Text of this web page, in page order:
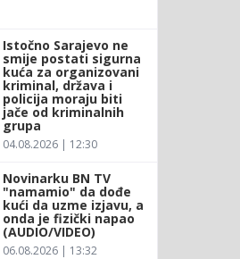
Istočno Sarajevo ne
smije postati sigurna
kuća za organizovani
kriminal, država i
policija moraju biti
jače od kriminalnih
grupa
04.08.2026 | 12:30
Novinarku BN TV
"namamio" da dođe
kući da uzme izjavu, a
onda je fizički napao
(AUDIO/VIDEO)
06.08.2026 | 13:32